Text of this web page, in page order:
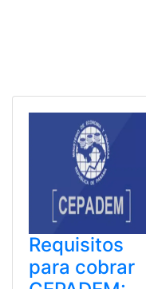
Requisitos
para cobrar